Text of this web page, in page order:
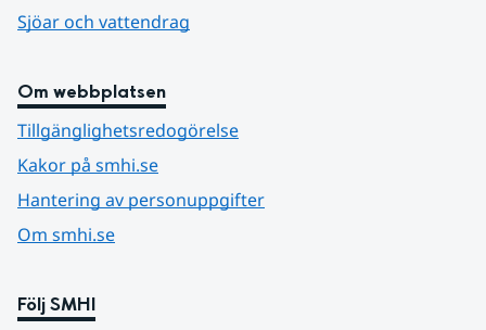
Sjöar och vattendrag
Om webbplatsen
Tillgänglighetsredogörelse
Kakor på smhi.se
Hantering av personuppgifter
Om smhi.se
Följ SMHI